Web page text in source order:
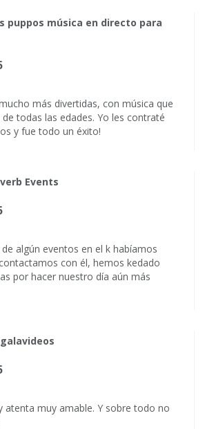
puppos música en directo para
más divertidas, con música que
todas las edades. Yo les contraté
y fue todo un éxito!
Events
algún eventos en el k habíamos
con él, hemos kedado
por hacer nuestro día aún más
atenta muy amable. Y sobre todo no